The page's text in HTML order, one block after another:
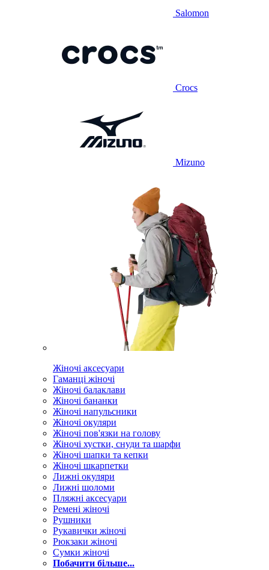
Salomon
Crocs
Mizuno
Жіночі аксесуари
Гаманці жіночі
Жіночі балаклави
Жіночі бананки
Жіночі напульсники
Жіночі окуляри
Жіночі пов'язки на голову
Жіночі хустки, снуди та шарфи
Жіночі шапки та кепки
Жіночі шкарпетки
Лижні окуляри
Лижні шоломи
Пляжні аксесуари
Ремені жіночі
Рушники
Рукавички жіночі
Рюкзаки жіночі
Сумки жіночі
Побачити більше...